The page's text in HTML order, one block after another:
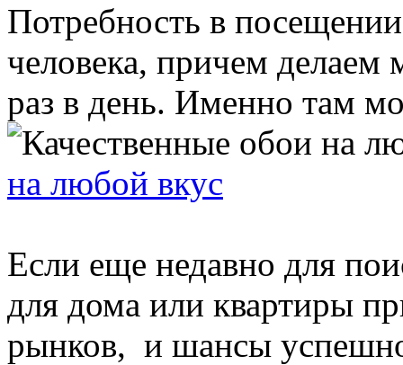
Потребность в
человека, причем делаем
раз в день. Именно там
на любой вкус
Если еще недавно для
для дома или квартиры
рынков, и шансы